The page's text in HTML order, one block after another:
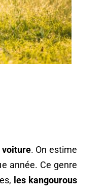
voiture. On estime
année. Ce genre
les kangourous